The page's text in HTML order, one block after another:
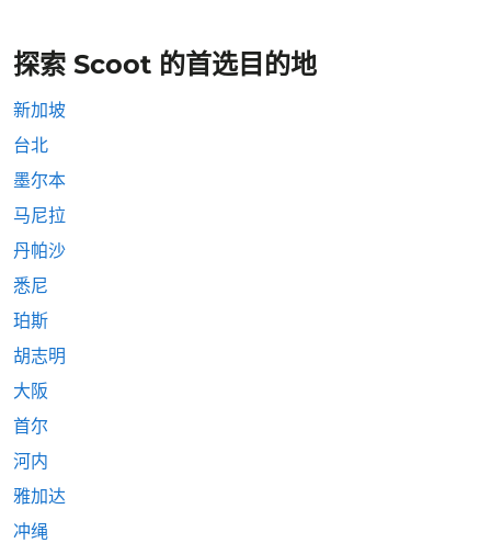
探索 Scoot 的首选目的地
新加坡
台北
墨尔本
马尼拉
丹帕沙
悉尼
珀斯
胡志明
大阪
首尔
河内
雅加达
冲绳